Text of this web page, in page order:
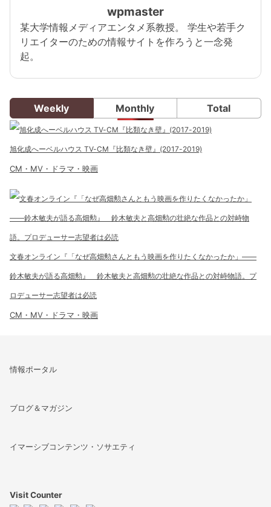
wpmaster
某大学情報メディアエンタメ系教授。 学生や若手ク
リエイターのための情報サイトを作ろうと一念発
起。
Weekly Monthly Total
旭化成へーベルハウス TV-CM『比類なき壁』(2017-2019)
CM・MV・ドラマ・映画
文春オンライン『「なぜ高畑勲さんともう映画を作りたくなかったか」――
鈴木敏夫が語る高畑勲』 鈴木敏夫と高畑勲の壮絶な作品との対峙物語。プ
ロデューサー志望者は必読
CM・MV・ドラマ・映画
情報ポータル
ブログ＆マガジン
イマーシブコンテンツ・ソサエティ
Visit Counter